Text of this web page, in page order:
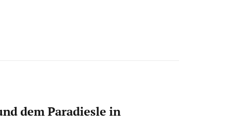
dem Paradiesle in